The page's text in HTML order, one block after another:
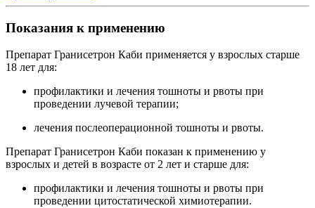
Показания к применению
Препарат Гранисетрон Каби применяется у взрослых старше
18 лет для:
профилактики и лечения тошноты и рвоты при
проведении лучевой терапии;
лечения послеоперационной тошноты и рвоты.
Препарат Гранисетрон Каби показан к применению у
взрослых и детей в возрасте от 2 лет и старше для:
профилактики и лечения тошноты и рвоты при
проведении цитостатической химиотерапии.